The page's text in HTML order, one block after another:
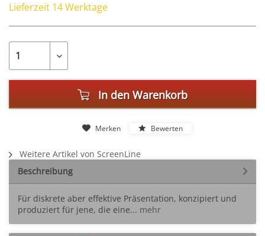
Lieferzeit 14 Werktage
In den Warenkorb
Merken Bewerten
Weitere Artikel von ScreenLine
Beschreibung
Für diskrete aber effektive Präsentation, konzipiert und
produziert für jene, die eine... mehr